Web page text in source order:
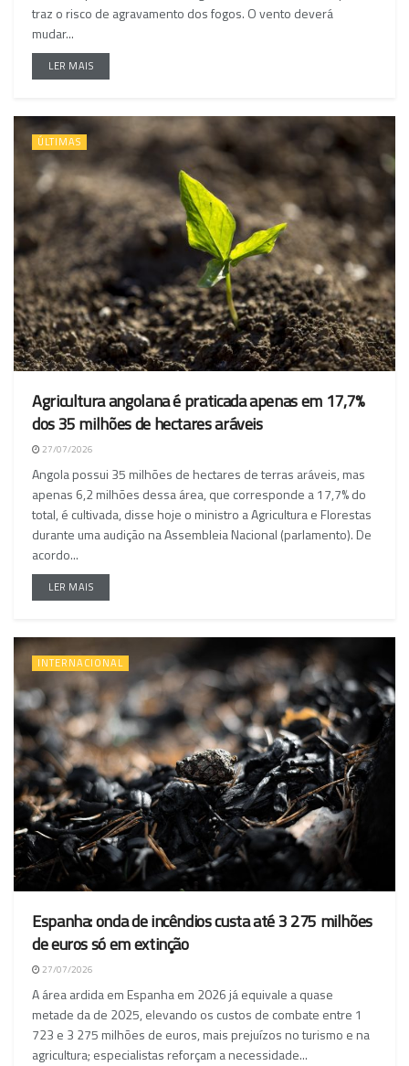
traz o risco de agravamento dos fogos. O vento deverá
mudar...
LER MAIS
ÚLTIMAS
Agricultura angolana é praticada apenas em 17,7%
dos 35 milhões de hectares aráveis
27/07/2026
Angola possui 35 milhões de hectares de terras aráveis, mas
apenas 6,2 milhões dessa área, que corresponde a 17,7% do
total, é cultivada, disse hoje o ministro a Agricultura e Florestas
durante uma audição na Assembleia Nacional (parlamento). De
acordo...
LER MAIS
INTERNACIONAL
Espanha: onda de incêndios custa até 3 275 milhões
de euros só em extinção
27/07/2026
A área ardida em Espanha em 2026 já equivale a quase
metade da de 2025, elevando os custos de combate entre 1
723 e 3 275 milhões de euros, mais prejuízos no turismo e na
agricultura; especialistas reforçam a necessidade...